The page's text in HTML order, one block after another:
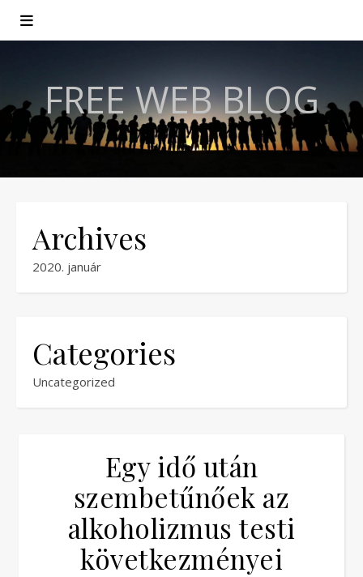
FREE WEB BLOG
Archives
2020. január
Categories
Uncategorized
Egy idő után
szembetűnőek az
alkoholizmus testi
következményei